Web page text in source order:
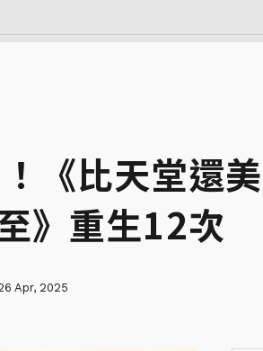
《比天堂還
》重生12次
Apr, 2025